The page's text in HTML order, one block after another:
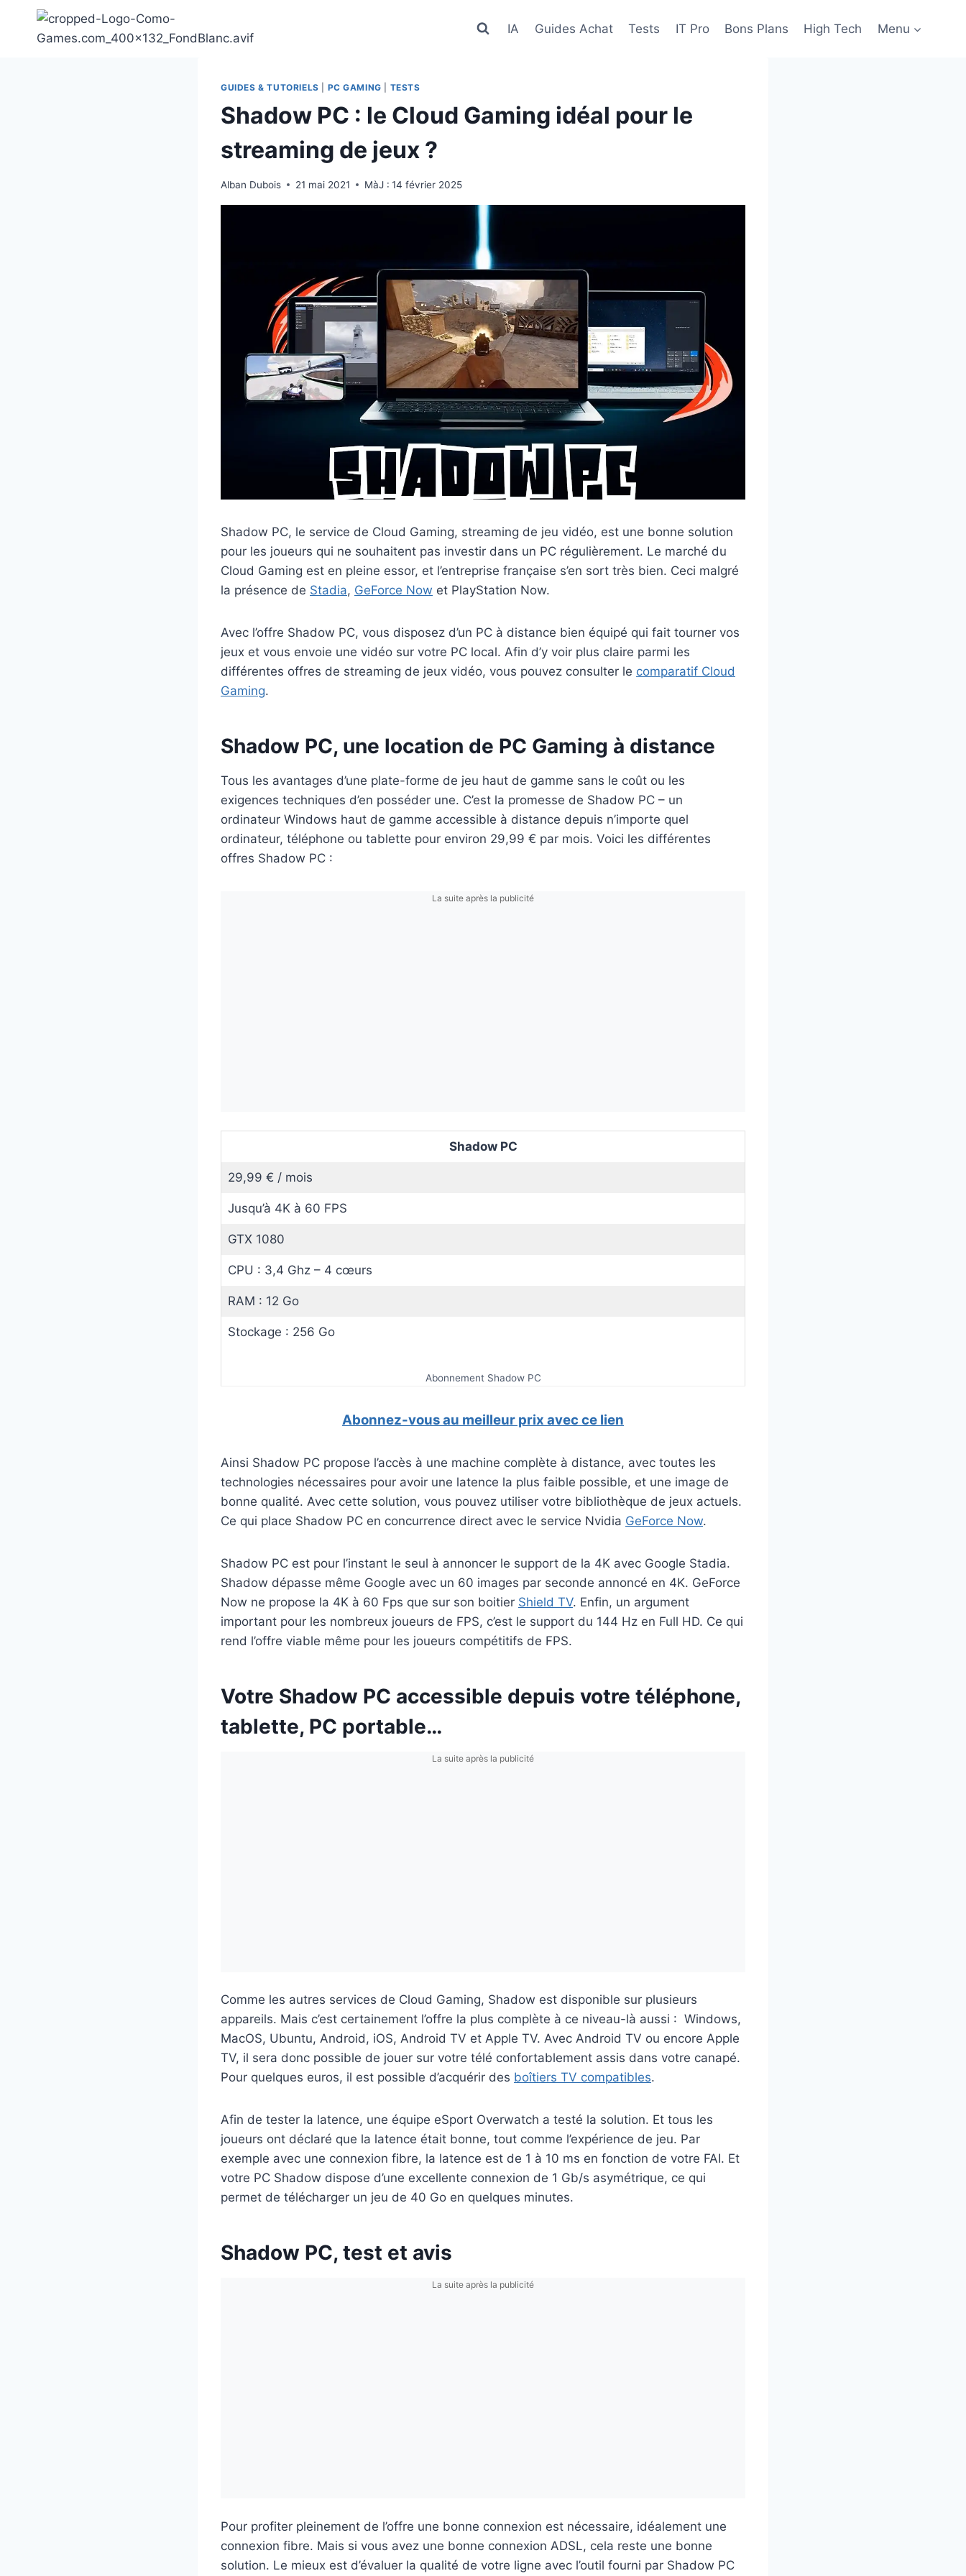
contenu
IA Guides Achat Tests IT Pro Bons Plans High Tech Menu
GUIDES & TUTORIELS PC GAMING TESTS
Shadow PC : le Cloud Gaming idéal pour le
streaming de jeux ?
Alban Dubois 21 mai 2021 MàJ : 14 février 2025
Shadow PC, le service de Cloud Gaming, streaming de jeu vidéo, est une bonne solution
pour les joueurs qui ne souhaitent pas investir dans un PC régulièrement. Le marché du
Cloud Gaming est en pleine essor, et l’entreprise française s’en sort très bien. Ceci malgré
la présence de Stadia, GeForce Now et PlayStation Now.
Avec l’offre Shadow PC, vous disposez d’un PC à distance bien équipé qui fait tourner vos
jeux et vous envoie une vidéo sur votre PC local. Afin d’y voir plus claire parmi les
différentes offres de streaming de jeux vidéo, vous pouvez consulter le comparatif Cloud
Gaming.
Shadow PC, une location de PC Gaming à distance
Tous les avantages d’une plate-forme de jeu haut de gamme sans le coût ou les
exigences techniques d’en posséder une. C’est la promesse de Shadow PC – un
ordinateur Windows haut de gamme accessible à distance depuis n’importe quel
ordinateur, téléphone ou tablette pour environ 29,99 € par mois. Voici les différentes
offres Shadow PC :
La suite après la publicité
Shadow PC
29,99 € / mois
Jusqu’à 4K à 60 FPS
GTX 1080
CPU : 3,4 Ghz – 4 cœurs
RAM : 12 Go
Stockage : 256 Go
Abonnement Shadow PC
Abonnez-vous au meilleur prix avec ce lien
Ainsi Shadow PC propose l’accès à une machine complète à distance, avec toutes les
technologies nécessaires pour avoir une latence la plus faible possible, et une image de
bonne qualité. Avec cette solution, vous pouvez utiliser votre bibliothèque de jeux actuels.
Ce qui place Shadow PC en concurrence direct avec le service Nvidia GeForce Now.
Shadow PC est pour l’instant le seul à annoncer le support de la 4K avec Google Stadia.
Shadow dépasse même Google avec un 60 images par seconde annoncé en 4K. GeForce
Now ne propose la 4K à 60 Fps que sur son boitier Shield TV. Enfin, un argument
important pour les nombreux joueurs de FPS, c’est le support du 144 Hz en Full HD. Ce qui
rend l’offre viable même pour les joueurs compétitifs de FPS.
Votre Shadow PC accessible depuis votre téléphone,
tablette, PC portable…
La suite après la publicité
Comme les autres services de Cloud Gaming, Shadow est disponible sur plusieurs
appareils. Mais c’est certainement l’offre la plus complète à ce niveau-là aussi : Windows,
MacOS, Ubuntu, Android, iOS, Android TV et Apple TV. Avec Android TV ou encore Apple
TV, il sera donc possible de jouer sur votre télé confortablement assis dans votre canapé.
Pour quelques euros, il est possible d’acquérir des boîtiers TV compatibles.
Afin de tester la latence, une équipe eSport Overwatch a testé la solution. Et tous les
joueurs ont déclaré que la latence était bonne, tout comme l’expérience de jeu. Par
exemple avec une connexion fibre, la latence est de 1 à 10 ms en fonction de votre FAI. Et
votre PC Shadow dispose d’une excellente connexion de 1 Gb/s asymétrique, ce qui
permet de télécharger un jeu de 40 Go en quelques minutes.
Shadow PC, test et avis
La suite après la publicité
Pour profiter pleinement de l’offre une bonne connexion est nécessaire, idéalement une
connexion fibre. Mais si vous avez une bonne connexion ADSL, cela reste une bonne
solution. Le mieux est d’évaluer la qualité de votre ligne avec l’outil fourni par Shadow PC